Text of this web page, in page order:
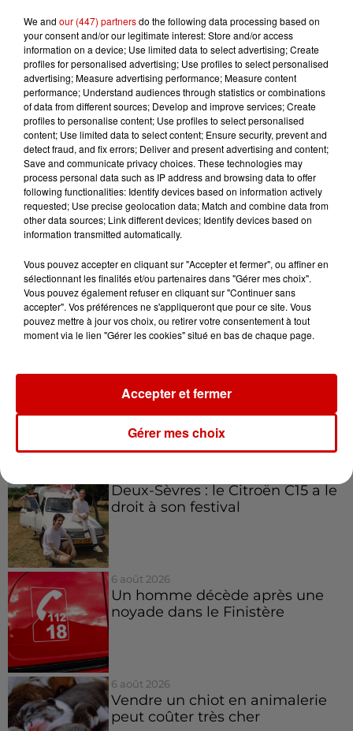
jeux sur place
-> Buvette et goûter sur place
-> Espace pour pique-niquer
Samedi 17 juin à partir de 18h30
* Quizz concert avec Monsieur
Plus SUR DES MEDLEYS DE TUBES
DE 1960 À 2022
joués au clavier, chants et
rythmes disco-pop !
Saurez-vous répondre à l’oral à ce
* Présence de 2 food trucks pour
se restaurer
Deux-Sèvres : le Citroën C15 a le
droit à son festival
6 août 2026
Un homme décède après une
noyade dans le Finistère
6 août 2026
Vendre un chiot en animalerie
peut coûter très cher
We and our (447) partnersdo the following data processing based on
your consent and/or our legitimate interest: Store and/or access
information on a device; Use limited data to select advertising; Create
profiles for personalised advertising; Use profiles to select personalised
advertising; Measure advertising performance; Measure content
performance; Understand audiences through statistics or combinations
of data from different sources; Develop and improve services; Create
profiles to personalise content; Use profiles to select personalised
content; Use limited data to select content; Ensure security, prevent and
detect fraud, and fix errors; Deliver and present advertising and content;
Save and communicate privacy choices. These technologies may
process personal data such as IP address and browsing data to offer
following functionalities: Identify devices based on information actively
requested; Use precise geolocation data; Match and combine data from
other data sources; Link different devices; Identify devices based on
information transmitted automatically.
Vous pouvez accepter en cliquant sur "Accepter et fermer", ou affiner en
sélectionnant les finalités et/ou partenaires dans "Gérer mes choix".
Vous pouvez également refuser en cliquant sur "Continuer sans
accepter". Vos préférences ne s'appliqueront que pour ce site. Vous
pouvez mettre à jour vos choix, ou retirer votre consentement à tout
moment via le lien "Gérer les cookies" situé en bas de chaque page.
Gérer mes choix
Accepter et fermer